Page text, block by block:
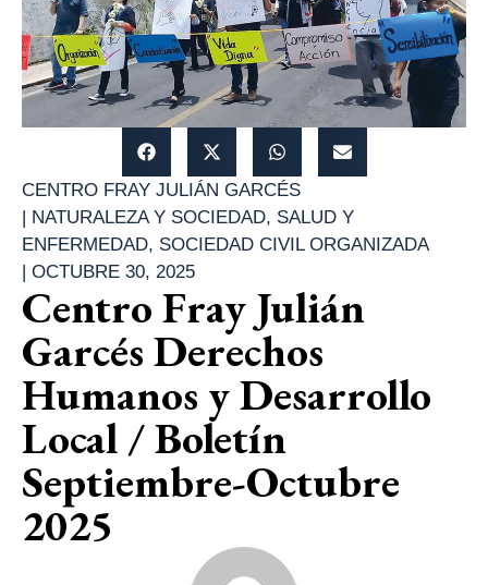
CENTRO FRAY JULIÁN GARCÉS
| NATURALEZA Y SOCIEDAD, SALUD Y
ENFERMEDAD, SOCIEDAD CIVIL ORGANIZADA
| OCTUBRE 30, 2025
Centro Fray Julián
Garcés Derechos
Humanos y Desarrollo
Local / Boletín
Septiembre-Octubre
2025